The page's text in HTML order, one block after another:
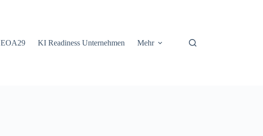
EOA29 KI Readiness Unternehmen Mehr